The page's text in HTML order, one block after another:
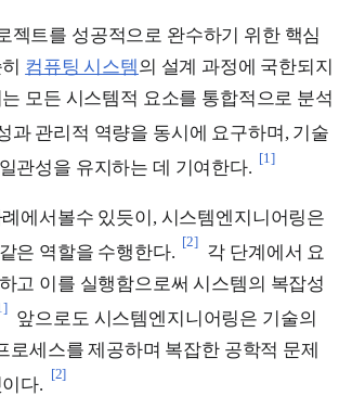
젝트를 성공적으로 완수하기 위한 핵심
컴퓨팅 시스템의 설계 과정에 국한되지
모든 시스템적 요소를 통합적으로 분석
과 관리적 역량을 동시에 요구하며, 기술
관성을 유지하는 데 기여한다.
[1]
에서볼수 있듯이, 시스템엔지니어링은
은 역할을 수행한다.
[2]
각 단계에서 요
고 이를 실행함으로써 시스템의 복잡성
앞으로도 시스템엔지니어링은 기술의
로세스를 제공하며 복잡한 공학적 문제
다.
[2]